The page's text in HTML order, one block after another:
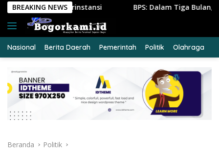
Langsung
konten
BREAKING NEWSBPS: Dalam Tiga Bulan, Lebih dari Setengah Juta
Nasional Berita Daerah Pemerintah Politik Olahraga
Beranda Politik